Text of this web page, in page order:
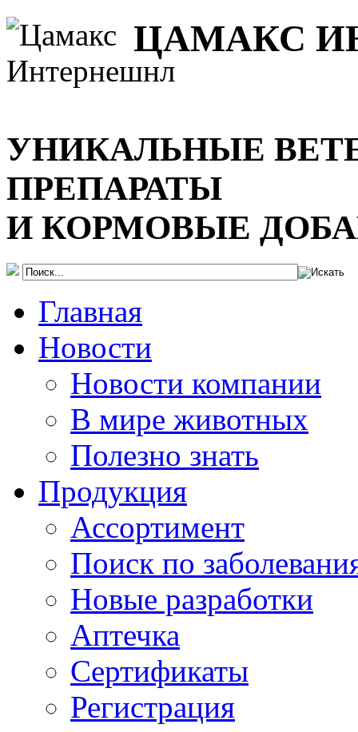
ЦАМАКС
УНИКАЛЬНЫЕ
ПРЕПАРАТЫ
И КОРМОВЫЕ
Главная
Новости
Новости компании
В мире животных
Полезно знать
Продукция
Ассортимент
Поиск по
Новые разработки
Аптечка
Сертификаты
Регистрация